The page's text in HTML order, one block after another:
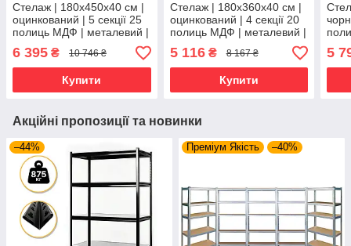
Стелаж | 180х450х40 см |
оцинкований | 5 секції 25
полиць МДФ | металевий |
витримує 175 кг на
полицю | універсальний
6 395 ₴ 10 746 ₴
Купити
Стелаж | 180х360х40 см |
оцинкований | 4 секції 20
полиць МДФ | металевий |
витримує 175 кг на
полицю | універсальний
5 116₴ 8 167 ₴
Купити
5
Акційні пропозиції та новинки
–44% Преміум Якість –40%